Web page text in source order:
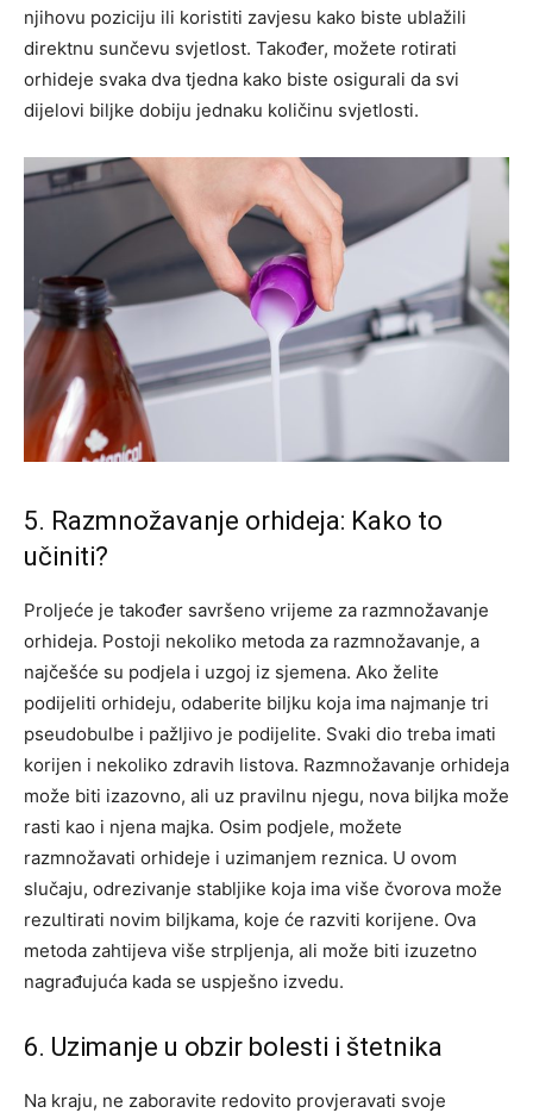
njihovu poziciju ili koristiti zavjesu kako biste ublažili
direktnu sunčevu svjetlost. Također, možete rotirati
orhideje svaka dva tjedna kako biste osigurali da svi
dijelovi biljke dobiju jednaku količinu svjetlosti.
5. Razmnožavanje orhideja: Kako to
učiniti?
Proljeće je također savršeno vrijeme za razmnožavanje
orhideja. Postoji nekoliko metoda za razmnožavanje, a
najčešće su podjela i uzgoj iz sjemena. Ako želite
podijeliti orhideju, odaberite biljku koja ima najmanje tri
pseudobulbe i pažljivo je podijelite. Svaki dio treba imati
korijen i nekoliko zdravih listova. Razmnožavanje orhideja
može biti izazovno, ali uz pravilnu njegu, nova biljka može
rasti kao i njena majka. Osim podjele, možete
razmnožavati orhideje i uzimanjem reznica. U ovom
slučaju, odrezivanje stabljike koja ima više čvorova može
rezultirati novim biljkama, koje će razviti korijene. Ova
metoda zahtijeva više strpljenja, ali može biti izuzetno
nagrađujuća kada se uspješno izvedu.
6. Uzimanje u obzir bolesti i štetnika
Na kraju, ne zaboravite redovito provjeravati svoje